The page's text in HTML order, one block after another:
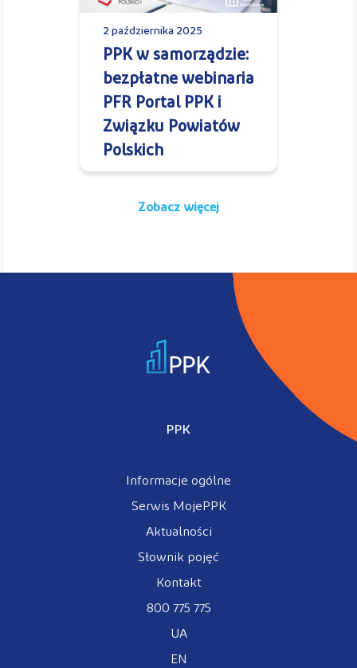
2 października 2025
PPK w samorządzie:
bezpłatne webinaria
PFR Portal PPK i
Związku Powiatów
Polskich
Zobacz więcej
PPK
Informacje ogólne
Serwis MojePPK
Aktualności
Słownik pojęć
Kontakt
800 775 775
UA
EN